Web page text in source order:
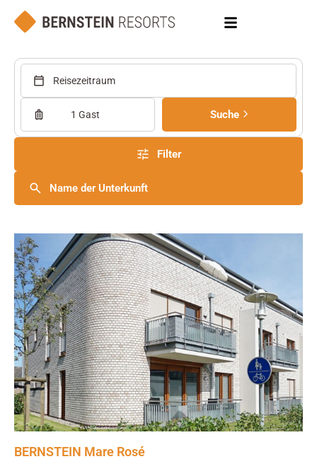
Reisezeitraum
1 Gast Suche
Filter
Name der Unterkunft
BERNSTEIN Mare Rosé